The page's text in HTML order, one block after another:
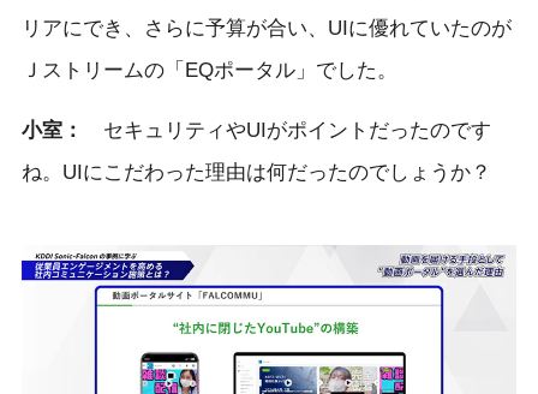
リアにでき、さらに予算が合い、UIに優れていたのが
Ｊストリームの「EQポータル」でした。
小室： セキュリティやUIがポイントだったのです
ね。UIにこだわった理由は何だったのでしょうか？